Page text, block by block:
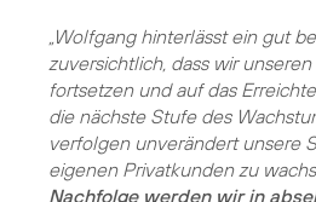
„Wolfgang hinterlässt ein gut
zuversichtlich, dass wir
fortsetzen und auf das
die nächste Stufe des
verfolgen unverändert unsere
eigenen Privatkunden zu
Nachfolge werden wir in